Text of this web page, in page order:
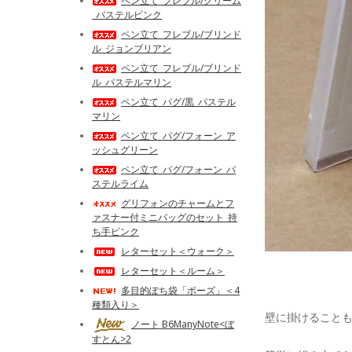
壁に掛けること
_パステルピンク
ペン立て_フレブル/ブリンド
ル_ジョンブリアン
ペン立て_フレブル/ブリンド
ル_パステルマリン
ペン立て_パグ/黒_パステル
マリン
ペン立て_パグ/フォーン_ア
ッシュグリーン
ペン立て_パグ/フォーン_パ
ステルライム
グリフォンのチャームとフ
ァスナー付ミニバッグのセット_持
ち手ピンク
レターセット＜ウォーク＞
レターセット＜ルーム＞
多目的ぽち袋「ポーズ」＜4
種類入り＞
ノート B6ManyNote<ぼ
すとん>2